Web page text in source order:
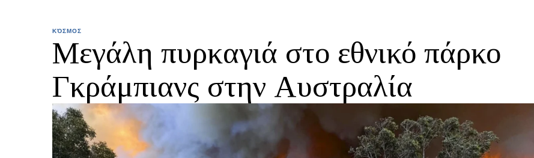
ΚΌΣΜΟΣ
Μεγάλη πυρκαγιά στο εθνικό πάρκο
Γκράμπιανς στην Αυστραλία